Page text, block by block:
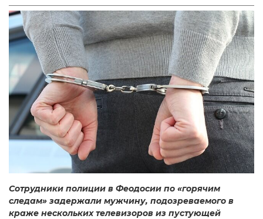
Сотрудники полиции в Феодосии по «горячим
следам» задержали мужчину, подозреваемого в
краже нескольких телевизоров из пустующей